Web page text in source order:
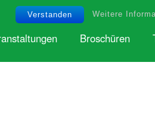
Verstanden Weitere
tourismus@gemeinde-windeck.de
Broschüren